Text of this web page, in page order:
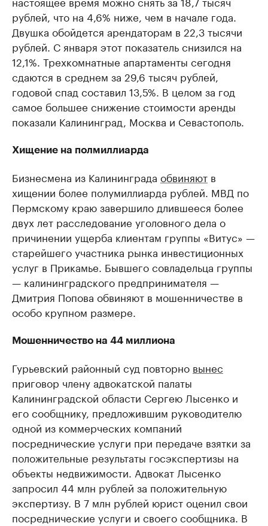
рублей, что на 4,6% ниже, чем в начале года.
Двушка обойдется арендаторам в 22,3 тысячи
рублей. С января этот показатель снизился на
12,1%. Трехкомнатные апартаменты сегодня
сдаются в среднем за 29,6 тысяч рублей,
годовой спад составил 13,5%. В целом за год
самое большее снижение стоимости аренды
показали Калининград, Москва и Севастополь.
Хищение на полмиллиарда
Бизнесмена из Калининграда обвиняют в
хищении более полумиллиарда рублей. МВД по
Пермскому краю завершило длившееся более
двух лет расследование уголовного дела о
причинении ущерба клиентам группы «Витус» —
старейшего участника рынка инвестиционных
услуг в Прикамье. Бывшего совладельца группы
— калининградского предпринимателя —
Дмитрия Попова обвиняют в мошенничестве в
особо крупном размере.
Мошенничество на 44 миллиона
Гурьевский районный суд повторно вынес
приговор члену адвокатской палаты
Калининградской области Сергею Лысенко и
его сообщнику, предложившим руководителю
одной из коммерческих компаний
посреднические услуги при передаче взятки за
положительные результаты госэкспертизы на
объекты недвижимости. Адвокат Лысенко
запросил 44 млн рублей за положительную
экспертизу. В 7 млн рублей юрист оценил свои
посреднические услуги и своего сообщника. В